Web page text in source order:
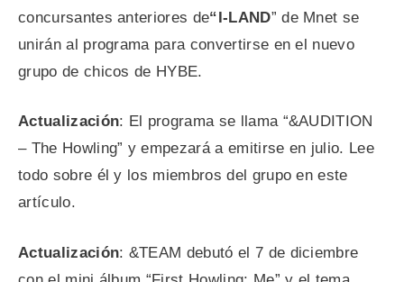
concursantes anteriores de“I-LAND” de Mnet se
unirán al programa para convertirse en el nuevo
grupo de chicos de HYBE.
Actualización: El programa se llama “&AUDITION
– The Howling” y empezará a emitirse en julio. Lee
todo sobre él y los miembros del grupo en este
artículo.
Actualización: &TEAM debutó el 7 de diciembre